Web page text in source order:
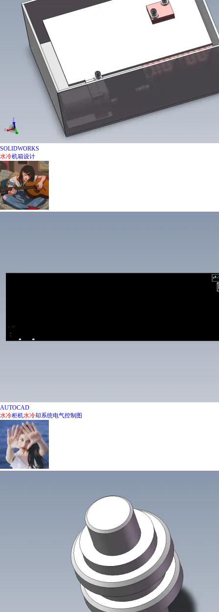
SOLIDWORKS
水冷机箱设计
AUTOCAD
水冷柜机水冷却系统电气控制图